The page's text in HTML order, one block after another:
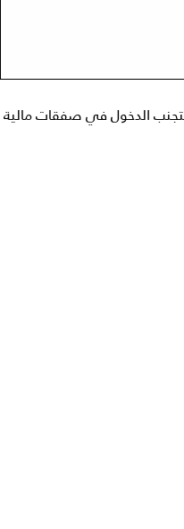
الفلك بتجنب الدخول في صفقات مالية